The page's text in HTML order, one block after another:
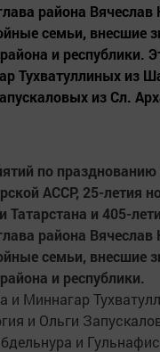
района Вячеслав
семьи, внесшие
и республики.
Тухватуллиных из
из Сл.
по празднованию
АССР, 25-летия
Татарстана и 405-
района Вячеслав
семьи, внесшие
и республики.
и Миннагар
и Ольги
и